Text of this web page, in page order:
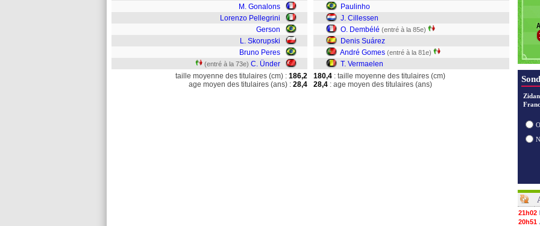
M. Gonalons
Lorenzo Pellegrini
Gerson
L. Skorupski
Bruno Peres
(entré à la 73e) C. Ünder
Paulinho
J. Cillessen
O. Dembélé (entré à la 85e)
Denis Suárez
André Gomes (entré à la 81e)
T. Vermaelen
taille moyenne des titulaires (cm) : 186,2
age moyen des titulaires (ans) : 28,4
180,4 : taille moyenne des titulaires (cm)
28,4 : age moyen des titulaires (ans)
21h02
20h51